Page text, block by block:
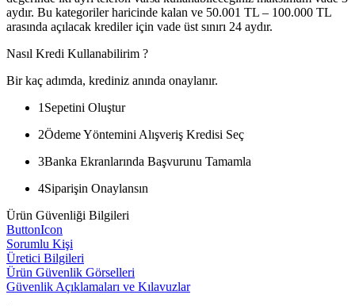
aydır. Bu kategoriler haricinde kalan ve 50.001 TL – 100.000 TL
arasında açılacak krediler için vade üst sınırı 24 aydır.
Nasıl Kredi Kullanabilirim ?
Bir kaç adımda, krediniz anında onaylanır.
1 Sepetini Oluştur
2Ödeme Yöntemini Alışveriş Kredisi Seç
3Banka Ekranlarında Başvurunu Tamamla
4Siparişin Onaylansın
Ürün Güvenliği Bilgileri
ButtonIcon
Sorumlu Kişi
Üretici Bilgileri
Ürün Güvenlik Görselleri
Güvenlik Açıklamaları ve Kılavuzlar